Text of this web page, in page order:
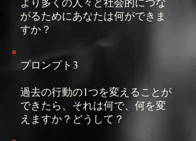
がるためにあなたは何ができま
すか？
プロンプト3
過去の行動の1つを変えることが
できたら、それは何で、何を変
えますか？どうして？